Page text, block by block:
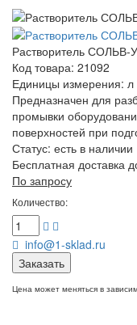
Растворитель СОЛЬВ-
Код товара: 21092
Единицы измерения: л
Предназначен для
промывки
поверхностей при
Статус: есть в наличии
Бесплатная доставка
По запросу
Количество:
info@1-sklad.ru
Заказать
Цена может меняться в